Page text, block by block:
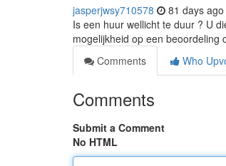
jasperjwsy710578 81 days ago
Is een huur wellicht te duur ? U
mogelijkheid op een beoordeling
Comments
Who
Comments
Submit a Comment
No HTML